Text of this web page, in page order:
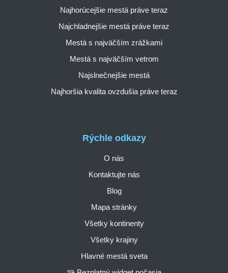
Rýchle odkazy
O nás
Kontaktujte nás
Blog
Mapa stránky
Všetky kontinenty
Všetky krajiny
Hlavné mestá sveta
Najhorúcejšie mestá práve teraz
Najchladnejšie mestá práve teraz
Mestá s najväčším zrážkami
Mestá s najväčším vetrom
Najslnečnejšie mestá
Najhoršia kvalita ovzdušia práve teraz